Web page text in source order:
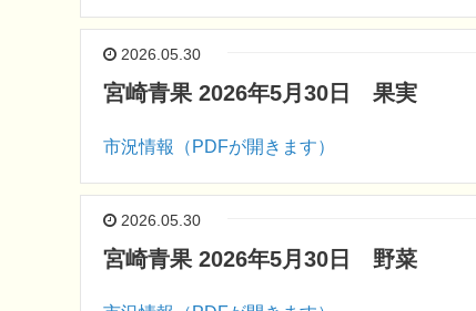
2026.05.30
宮崎青果 2026年5月30日 果実
市況情報（PDFが開きます）
2026.05.30
宮崎青果 2026年5月30日 野菜